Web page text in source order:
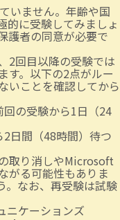
いません。年齢や国
的に受験してみましょ
護者の同意が必要で
2回目以降の受験では
す。以下の2点がルー
いことを確認してから
回の受験から1日（24
2日間（48時間）待つ
取り消しやMicrosoft
がる可能性もありま
。なお、再受験は試験
ニケーションズ